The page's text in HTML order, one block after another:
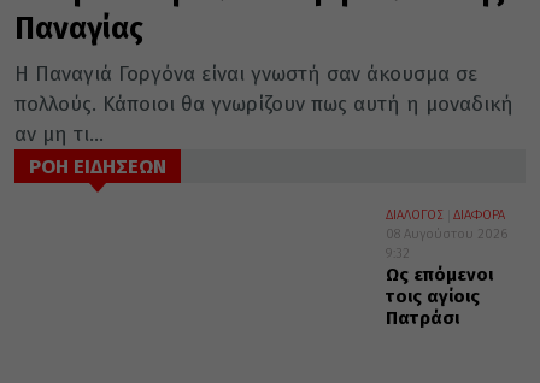
Παναγίας
Η Παναγιά Γοργόνα είναι γνωστή σαν άκουσμα σε
πολλούς. Κάποιοι θα γνωρίζουν πως αυτή η μοναδική
αν μη τι...
ΡΟΗ ΕΙΔΗΣΕΩΝ
ΔΙΑΛΟΓΟΣ
ΔΙΑΦΟΡΑ
08 Αυγούστου 2026
9:32
Ως επόμενοι
τοις αγίοις
Πατράσι